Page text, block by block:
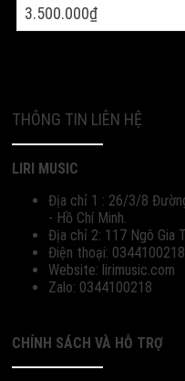
3.500.000₫
THÔNG TIN LIÊN HỆ
LIRI MUSIC
Địa chỉ 1 : 26/3/8
- Hồ Chí Minh.
Địa chỉ 2: 117 Ngô Gia
Điện thoại: 0344100218
Website: lirimusic.com
Zalo: 0344100218
CHÍNH SÁCH VÀ HỖ TRỢ